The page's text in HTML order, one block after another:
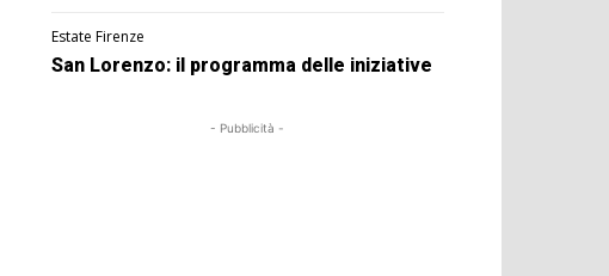
Estate Firenze
San Lorenzo: il programma delle iniziative
- Pubblicità -